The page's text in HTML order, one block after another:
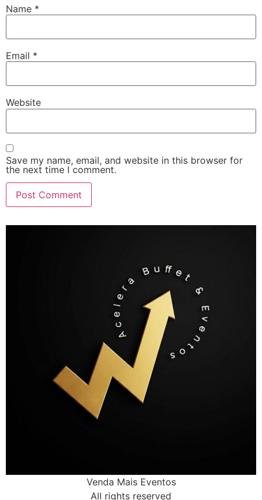
Name *
Email *
Website
Save my name, email, and website in this browser for
the next time I comment.
Venda Mais Eventos
All rights reserved